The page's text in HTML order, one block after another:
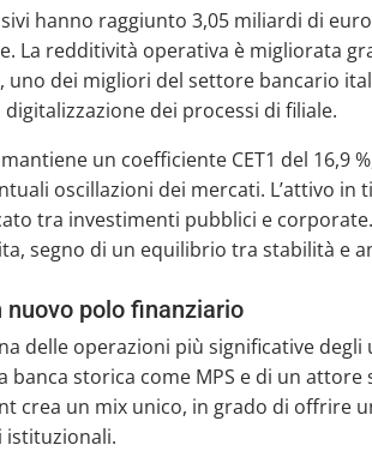
hanno raggiunto 3,05 miliardi di
La redditività operativa è migliorata
uno dei migliori del settore bancario
dei processi di filiale.
un coefficiente CET1 del 16,9
oscillazioni dei mercati. L’attivo in
tra investimenti pubblici e
segno di un equilibrio tra stabilità e
nuovo polo finanziario
delle operazioni più significative
storica come MPS e di un attore
crea un mix unico, in grado di offrire
istituzionali.